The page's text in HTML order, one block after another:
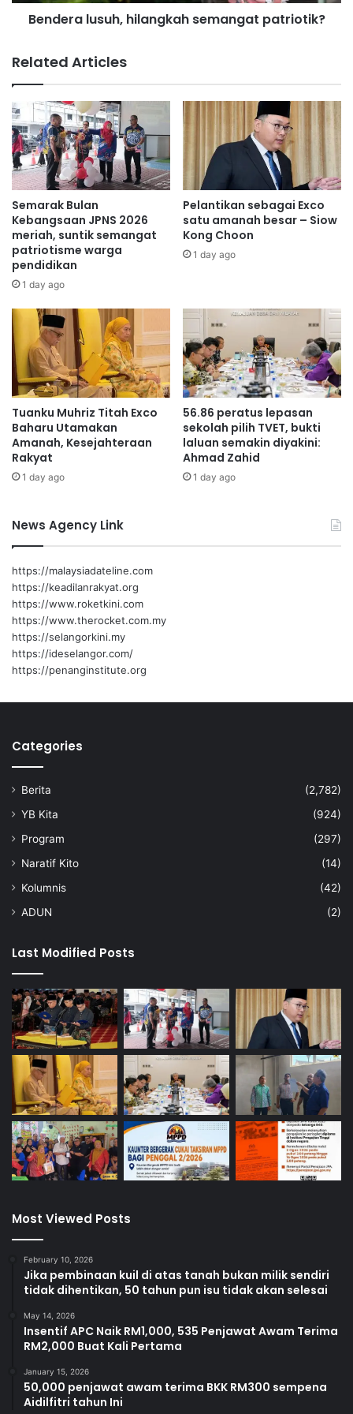
k
e
D
U
N
N
e
g
e
r
i
S
e
b
i
l
a
n
,
h
i
l
a
n
g
k
a
h
s
e
m
a
g
a
t
p
a
t
r
i
o
t
i
Bendera lusuh, hilangkah semangat patriotik?
Related Articles
Semarak Bulan
Kebangsaan JPNS 2026
meriah, suntik semangat
patriotisme warga
pendidikan
1 day ago
Pelantikan sebagai Exco
satu amanah besar – Siow
Kong Choon
1 day ago
Tuanku Muhriz Titah Exco
Baharu Utamakan
Amanah, Kesejahteraan
Rakyat
1 day ago
56.86 peratus lepasan
sekolah pilih TVET, bukti
laluan semakin diyakini:
Ahmad Zahid
1 day ago
News Agency Link
https://malaysiadateline.com
https://keadilanrakyat.org
https://www.roketkini.com
https://www.therocket.com.my
https://selangorkini.my
https://ideselangor.com/
https://penanginstitute.org
Categories
Berita
(2,782)
YB Kita
(924)
Program
(297)
Naratif Kito
(14)
Kolumnis
(42)
ADUN
(2)
Last Modified Posts
Most Viewed Posts
February 10, 2026
Jika pembinaan kuil di atas tanah bukan milik sendiri
tidak dihentikan, 50 tahun pun isu tidak akan selesai
May 14, 2026
Insentif APC Naik RM1,000, 535 Penjawat Awam Terima
RM2,000 Buat Kali Pertama
January 15, 2026
50,000 penjawat awam terima BKK RM300 sempena
Aidilfitri tahun Ini